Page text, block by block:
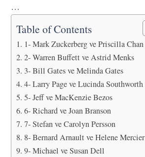
…
Table of Contents
1- Mark Zuckerberg ve Priscilla Chan
2- Warren Buffett ve Astrid Menks
3- Bill Gates ve Melinda Gates
4- Larry Page ve Lucinda Southworth
5- Jeff ve MacKenzie Bezos
6- Richard ve Joan Branson
7- Stefan ve Carolyn Persson
8- Bernard Arnault ve Helene Mercier
9- Michael ve Susan Dell